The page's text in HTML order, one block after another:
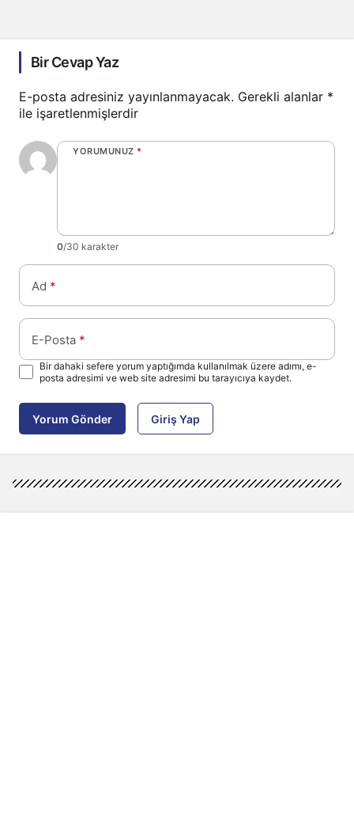
Bir Cevap Yaz
E-posta adresiniz yayınlanmayacak. Gerekli alanlar *
ile işaretlenmişlerdir
YORUMUNUZ *
0/30 karakter
Ad *
E-Posta *
Bir dahaki sefere yorum yaptığımda kullanılmak üzere adımı, e-
posta adresimi ve web site adresimi bu tarayıcıya kaydet.
Yorum Gönder Giriş Yap